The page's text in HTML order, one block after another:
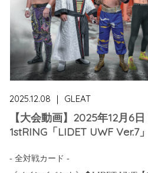
2025.12.08 ｜ GLEAT
【大会動画】2025年12月6
1stRING「LIDET UWF Ver.7
- 全対戦カード -